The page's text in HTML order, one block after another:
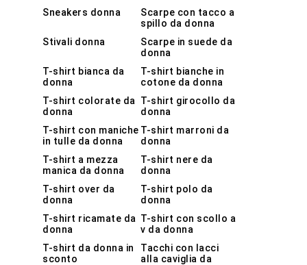
Sneakers donna
Scarpe con tacco a
spillo da donna
Stivali donna
Scarpe in suede da
donna
T-shirt bianca da
donna
T-shirt bianche in
cotone da donna
T-shirt colorate da
donna
T-shirt girocollo da
donna
T-shirt con maniche
in tulle da donna
T-shirt marroni da
donna
T-shirt a mezza
manica da donna
T-shirt nere da
donna
T-shirt over da
donna
T-shirt polo da
donna
T-shirt ricamate da
donna
T-shirt con scollo a
v da donna
T-shirt da donna in
sconto
Tacchi con lacci
alla caviglia da